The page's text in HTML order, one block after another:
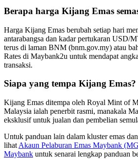
Berapa harga Kijang Emas
Harga Kijang Emas berubah setiap hari
antarabangsa dan kadar pertukaran USD/
terus di laman BNM (bnm.gov.my) atau
Rates di Maybank2u untuk mendapat
transaksi.
Siapa yang tempa Kijang Emas?
Kijang Emas ditempa oleh Royal Mint of
Malaysia ialah penerbit rasmi, manakala
eksklusif untuk jualan dan pembelian
Untuk panduan lain dalam kluster emas
lihat Akaun Pelaburan Emas Maybank
Maybank untuk senarai lengkap panduan